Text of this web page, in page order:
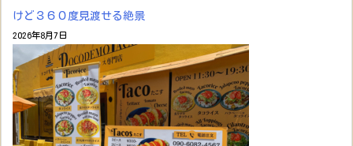
けど３６０度見渡せる絶景
2026年8月7日